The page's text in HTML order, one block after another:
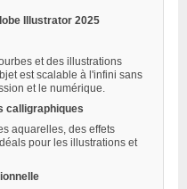
Illustrator 2025
et des illustrations
est scalable à l'infini sans
et le numérique.
calligraphiques
aquarelles, des effets
pour les illustrations et